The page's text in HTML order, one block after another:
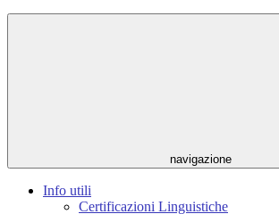
navigazione
Info utili
Certificazioni Linguistiche